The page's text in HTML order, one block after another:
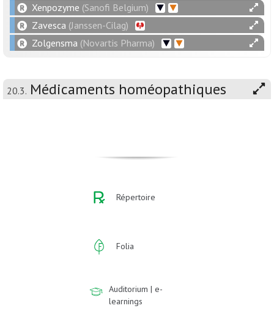
Xenpozyme (Sanofi Belgium)
Zavesca (Janssen-Cilag)
Zolgensma (Novartis Pharma)
20.3. Médicaments homéopathiques
Répertoire
Folia
Auditorium | e-
learnings